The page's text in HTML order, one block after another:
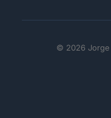
© 2026 Jorge